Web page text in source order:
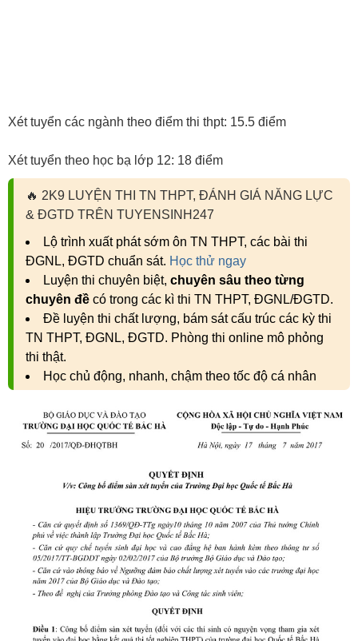
Xét tuyển các ngành theo điểm thi thpt: 15.5 điểm
Xét tuyển theo học bạ lớp 12: 18 điểm
🔥 2K9 LUYỆN THI TN THPT, ĐÁNH GIÁ NĂNG LỰC
& ĐGTD TRÊN TUYENSINH247
Lộ trình xuất phát sớm ôn TN THPT, các bài thi
ĐGNL, ĐGTD chuẩn sát. Học thử ngay
Luyện thi chuyên biệt, chuyên sâu theo từng
chuyên đề có trong các kì thi TN THPT, ĐGNL/ĐGTD.
Đề luyện thi chất lượng, bám sát cấu trúc các kỳ thi
TN THPT, ĐGNL, ĐGTD. Phòng thi online mô phỏng
thi thật.
Học chủ động, nhanh, chậm theo tốc độ cá nhân